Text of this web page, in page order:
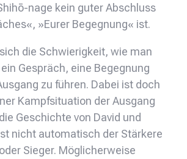
nage kein guter Abschluss
»Eurer Begegnung« ist.
die Schwierigkeit, wie man
Gespräch, eine Begegnung
zu führen. Dabei ist doch
Kampfsituation der Ausgang
Geschichte von David und
nicht automatisch der Stärkere
Sieger. Möglicherweise